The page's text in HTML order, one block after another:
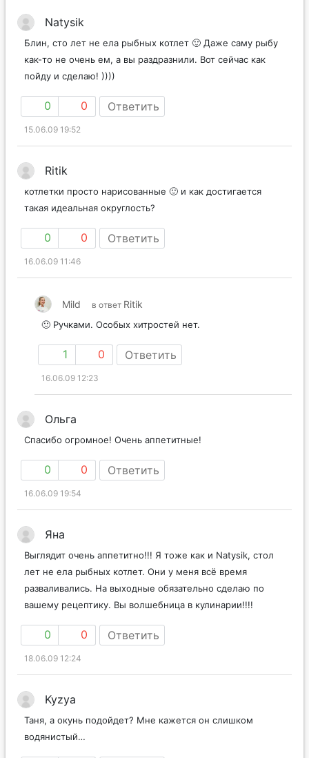
Natysik
Блин, сто лет не ела рыбных котлет 🙂 Даже саму рыбу
как-то не очень ем, а вы раздразнили. Вот сейчас как
пойду и сделаю! ))))
0 0 Ответить
15.06.09 19:52
Ritik
котлетки просто нарисованные 🙂 и как достигается
такая идеальная округлость?
0 0 Ответить
16.06.09 11:46
Mild в ответ Ritik
🙂 Ручками. Особых хитростей нет.
1 0 Ответить
16.06.09 12:23
Ольга
Спасибо огромное! Очень аппетитные!
0 0 Ответить
16.06.09 19:54
Яна
Выглядит очень аппетитно!!! Я тоже как и Natysik, стол
лет не ела рыбных котлет. Они у меня всё время
разваливались. На выходные обязательно сделаю по
вашему рецептику. Вы волшебница в кулинарии!!!!
0 0 Ответить
18.06.09 12:24
Kyzya
Таня, а окунь подойдет? Мне кажется он слишком
водянистый…